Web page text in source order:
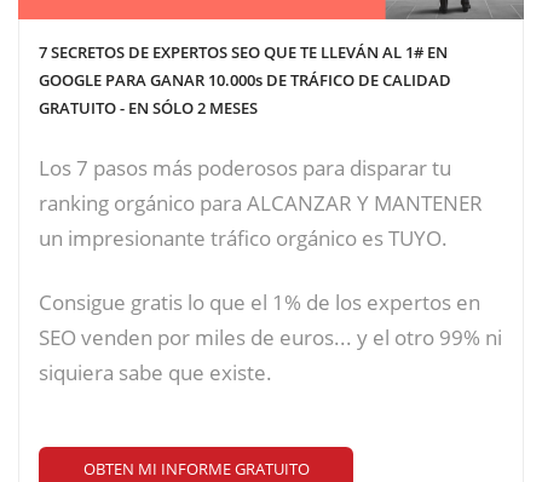
7 SECRETOS DE EXPERTOS SEO QUE TE LLEVÁN AL 1# EN
GOOGLE PARA GANAR 10.000s DE TRÁFICO DE CALIDAD
GRATUITO - EN SÓLO 2 MESES
Los 7 pasos más poderosos para disparar tu
ranking orgánico para ALCANZAR Y MANTENER
un impresionante tráfico orgánico es TUYO.
Consigue gratis lo que el 1% de los expertos en
SEO venden por miles de euros... y el otro 99% ni
siquiera sabe que existe.
OBTEN MI INFORME GRATUITO